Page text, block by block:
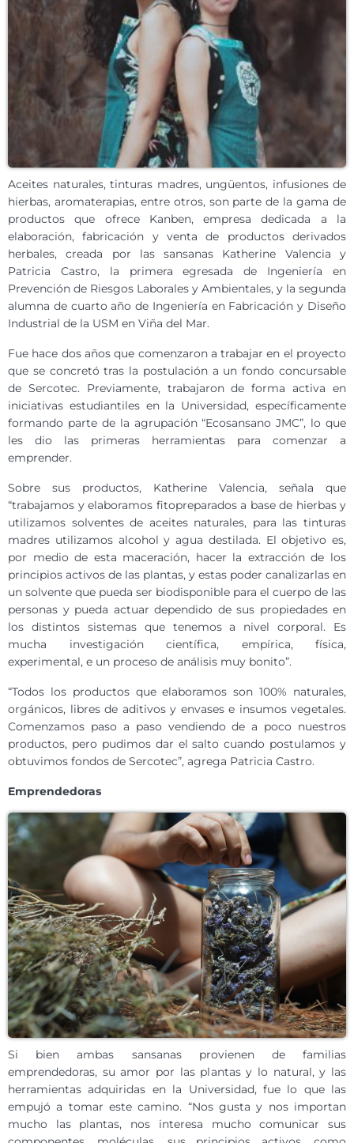
Aceites naturales, tinturas madres, ungüentos, infusiones de
hierbas, aromaterapias, entre otros, son parte de la gama de
productos que ofrece Kanben, empresa dedicada a la
elaboración, fabricación y venta de productos derivados
herbales, creada por las sansanas Katherine Valencia y
Patricia Castro, la primera egresada de Ingeniería en
Prevención de Riesgos Laborales y Ambientales, y la segunda
alumna de cuarto año de Ingeniería en Fabricación y Diseño
Industrial de la USM en Viña del Mar.
Fue hace dos años que comenzaron a trabajar en el proyecto
que se concretó tras la postulación a un fondo concursable
de Sercotec. Previamente, trabajaron de forma activa en
iniciativas estudiantiles en la Universidad, específicamente
formando parte de la agrupación “Ecosansano JMC”, lo que
les dio las primeras herramientas para comenzar a
emprender.
Sobre sus productos, Katherine Valencia, señala que
“trabajamos y elaboramos fitopreparados a base de hierbas y
utilizamos solventes de aceites naturales, para las tinturas
madres utilizamos alcohol y agua destilada. El objetivo es,
por medio de esta maceración, hacer la extracción de los
principios activos de las plantas, y estas poder canalizarlas en
un solvente que pueda ser biodisponible para el cuerpo de las
personas y pueda actuar dependido de sus propiedades en
los distintos sistemas que tenemos a nivel corporal. Es
mucha investigación científica, empírica, física,
experimental, e un proceso de análisis muy bonito”.
“Todos los productos que elaboramos son 100% naturales,
orgánicos, libres de aditivos y envases e insumos vegetales.
Comenzamos paso a paso vendiendo de a poco nuestros
productos, pero pudimos dar el salto cuando postulamos y
obtuvimos fondos de Sercotec”, agrega Patricia Castro.
Emprendedoras
Si bien ambas sansanas provienen de familias
emprendedoras, su amor por las plantas y lo natural, y las
herramientas adquiridas en la Universidad, fue lo que las
empujó a tomar este camino. “Nos gusta y nos importan
mucho las plantas, nos interesa mucho comunicar sus